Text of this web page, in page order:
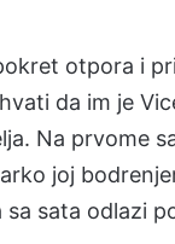
otpora i
da im je
Na prvome
joj
sata odlazi